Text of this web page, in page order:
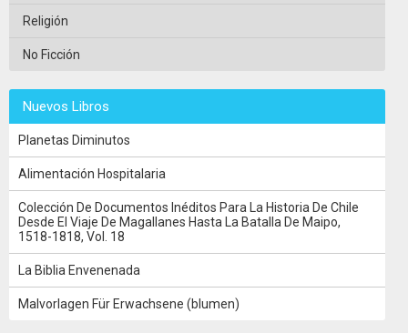
Religión
No Ficción
Nuevos Libros
Planetas Diminutos
Alimentación Hospitalaria
Colección De Documentos Inéditos Para La Historia De Chile
Desde El Viaje De Magallanes Hasta La Batalla De Maipo,
1518-1818, Vol. 18
La Biblia Envenenada
Malvorlagen Für Erwachsene (blumen)